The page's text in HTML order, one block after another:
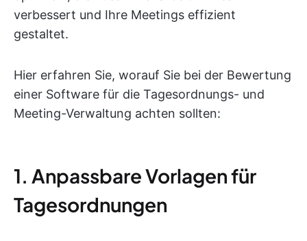
verbessert und Ihre Meetings effizient
gestaltet.
Hier erfahren Sie, worauf Sie bei der Bewertung
einer Software für die Tagesordnungs- und
Meeting-Verwaltung achten sollten:
1. Anpassbare Vorlagen für
Tagesordnungen